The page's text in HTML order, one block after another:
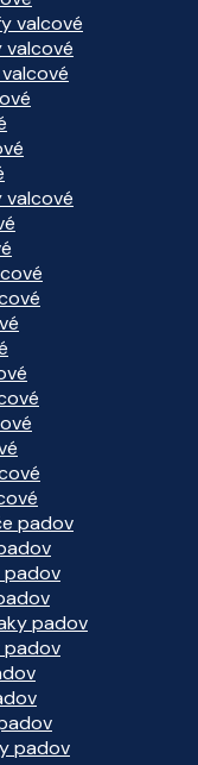
valcové
valcové
valcové
padov
padov
padov
padov
padov